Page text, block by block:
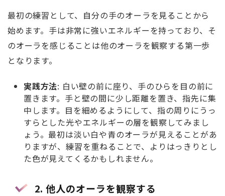
最初の練習として、自分の手のオーラを見ることから
始めます。手は非常に強いエネルギーを持っており、そ
のオーラを感じることは他のオーラを観察する第一歩
となります。
実践方法: 白い壁の前に座り、手のひらを目の前に
置きます。手と壁の間に少し距離を置き、指先に集
中します。目を細めるようにして、指の周りにうっ
すらとした光やエネルギーの層を観察してみまし
ょう。最初は淡い白や青のオーラが見えることがあ
りますが、練習を重ねることで、よりはっきりとし
た色が見えてくるかもしれません。
2. 他人のオーラを観察する